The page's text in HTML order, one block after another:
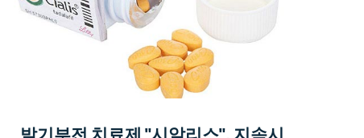
발기부전 치료제 "시알리스", 지속시